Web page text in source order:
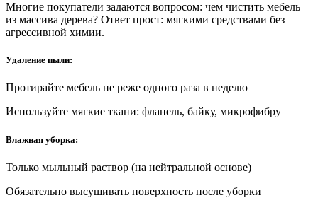
Многие покупатели задаются вопросом: чем чистить мебель
из массива дерева? Ответ прост: мягкими средствами без
агрессивной химии.
Удаление пыли:
Протирайте мебель не реже одного раза в неделю
Используйте мягкие ткани: фланель, байку, микрофибру
Влажная уборка:
Только мыльный раствор (на нейтральной основе)
Обязательно высушивать поверхность после уборки